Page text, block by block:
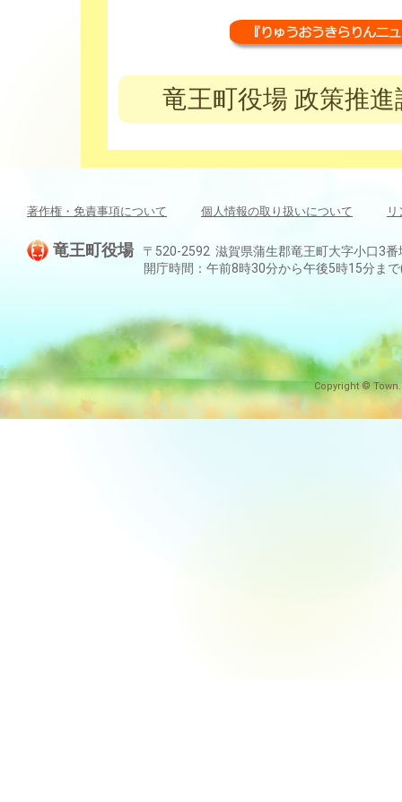
竜王町役場 政策推
著作権・免責事項について 個人情報の取り扱いについて
竜王町役場
〒520-2592 滋賀県蒲生郡竜王町大字小口3
開庁時間：午前8時30分から午後5時15分ま
Copyright ©